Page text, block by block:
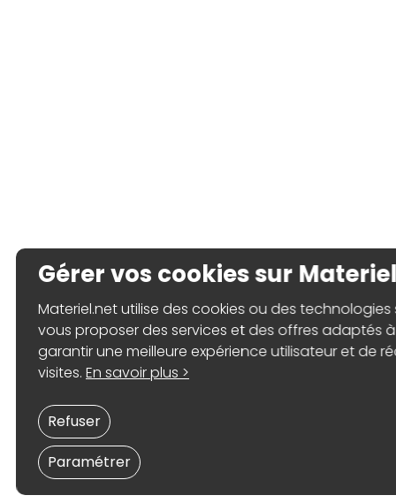
Gérer vos cookies sur
Materiel.net utilise des cookies ou des technologies
vous proposer des services et des offres adaptés
garantir une meilleure expérience utilisateur et de
visites.En savoir plus >
Paramétrer
Refuser